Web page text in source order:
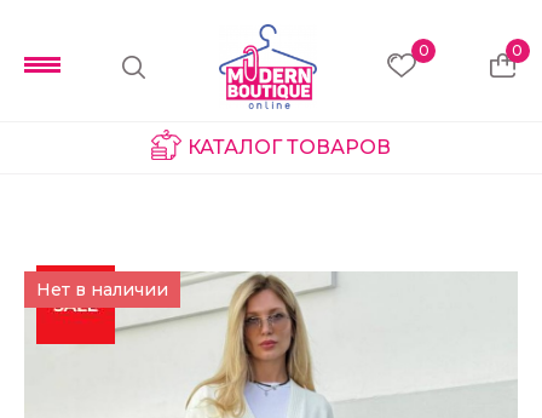
0 0
КАТАЛОГ ТОВАРОВ
Нет в наличии